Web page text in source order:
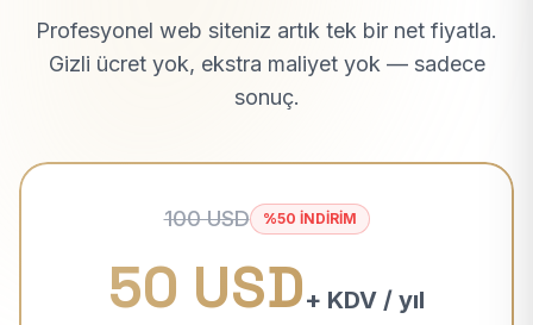
Profesyonel web siteniz artık tek bir net fiyatla.
Gizli ücret yok, ekstra maliyet yok — sadece
sonuç.
100 USD %50 İNDİRİM
50 USD+ KDV / yıl